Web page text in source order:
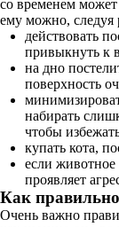
со временем
ему можно, следуя
действовать
привыкнуть к
на дно
поверхность
набирать
чтобы
купать кота,
если животное
проявляет
Как
Очень важно